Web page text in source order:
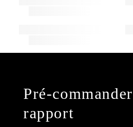
Pré-
rapport